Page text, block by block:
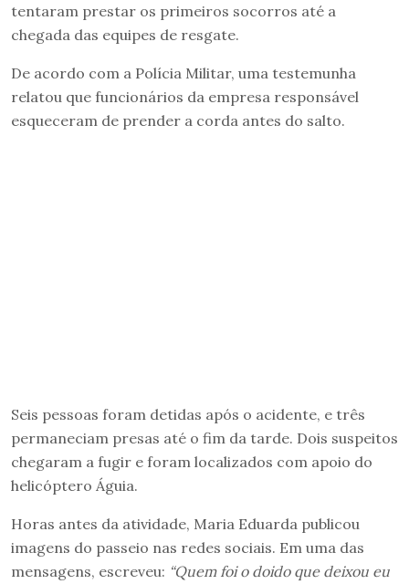
tentaram prestar os primeiros socorros até a
chegada das equipes de resgate.
De acordo com a Polícia Militar, uma testemunha
relatou que funcionários da empresa responsável
esqueceram de prender a corda antes do salto.
Seis pessoas foram detidas após o acidente, e três
permaneciam presas até o fim da tarde. Dois suspeitos
chegaram a fugir e foram localizados com apoio do
helicóptero Águia.
Horas antes da atividade, Maria Eduarda publicou
imagens do passeio nas redes sociais. Em uma das
mensagens, escreveu: “Quem foi o doido que deixou eu